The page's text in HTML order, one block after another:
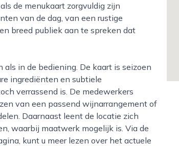
de menukaart zorgvuldig zijn
van de dag, van een rustige
breed publiek aan te spreken dat
ingrediënten en subtiele
verrassend is. De medewerkers
van een passend wijnarrangement of
Daarnaast leent de locatie zich
waarbij maatwerk mogelijk is. Via de
kunt u meer lezen over het actuele